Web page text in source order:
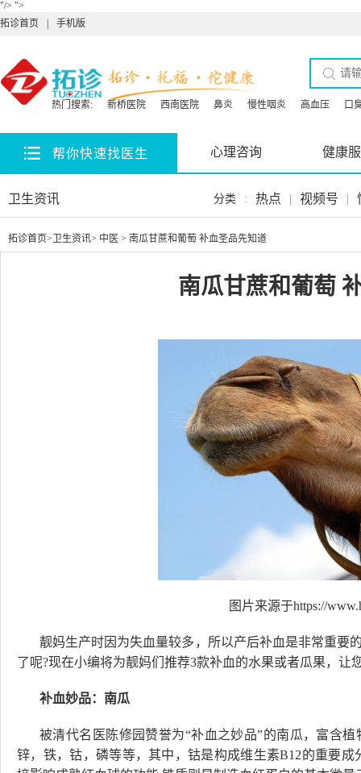
"/> ">
拓诊首页
手机版
热门搜索: 新桥医院 西南医院 鼻炎 慢性咽炎 高血压 口
帮你快速找医生 心理咨询 健康
卫生资讯 分类 : 热点 | 视频号 |
拓诊首页> 卫生资讯> 中医 > 南瓜甘蔗和葡萄 补血圣品先知道
南瓜甘蔗和葡萄
图片来源于https://
靓妈生产时因为失血量较多，所以产后补血是非常重要
了呢?现在小编将为靓妈们推荐3款补血的水果或者瓜果，让
补血妙品：南瓜
被清代名医陈修园赞誉为“补血之妙品”的南瓜，富含
锌，铁，钴，磷等等，其中，钴是构成维生素B12的重要